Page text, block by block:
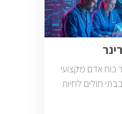
כוח אדם מקצועי
חולים לחיות